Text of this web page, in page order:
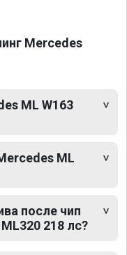
Mercedes
ML W163
ML
после чип
218 лс?